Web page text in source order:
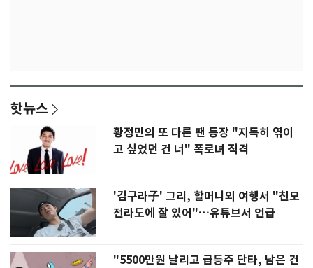
핫뉴스
황정민의 또 다른 팬 등장 "지독히 엮이
고 싶었던 건 너" 폭로녀 직격
'김구라子' 그리, 할머니외 여행서 "친모
전라도에 잘 있어"…유튜브서 언급
"5500만원 날리고 급등주 단타, 남은 건